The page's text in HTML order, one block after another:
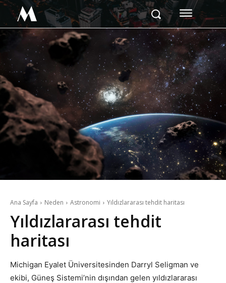
M
Ana Sayfa Neden Astronomi Yıldızlararası tehdit haritası
Yıldızlararası tehdit
haritası
Michigan Eyalet Üniversitesinden Darryl Seligman ve
ekibi, Güneş Sistemi’nin dışından gelen yıldızlararası